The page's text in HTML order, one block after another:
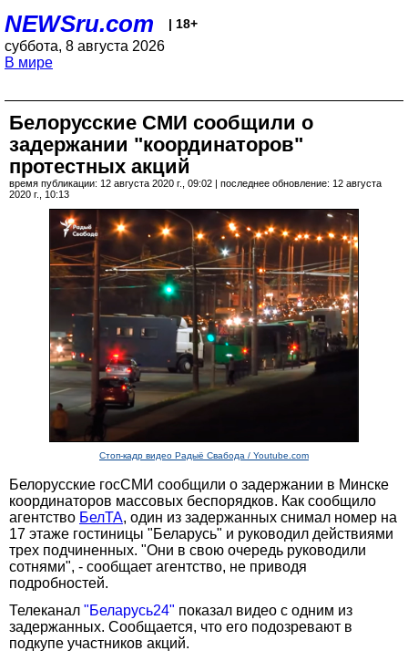
NEWSru.com | 18+
суббота, 8 августа 2026
В мире
Белорусские СМИ сообщили о
задержании "координаторов"
протестных акций
время публикации: 12 августа 2020 г., 09:02 | последнее обновление: 12 августа
2020 г., 10:13
Стоп-кадр видео Радыё Свабода / Youtube.com
Белорусские госСМИ сообщили о задержании в Минске
координаторов массовых беспорядков. Как сообщило
агентство БелТА, один из задержанных снимал номер на
17 этаже гостиницы "Беларусь" и руководил действиями
трех подчиненных. "Они в свою очередь руководили
сотнями", - сообщает агентство, не приводя
подробностей.
Телеканал "Беларусь24" показал видео c одним из
задержанных. Сообщается, что его подозревают в
подкупе участников акций.